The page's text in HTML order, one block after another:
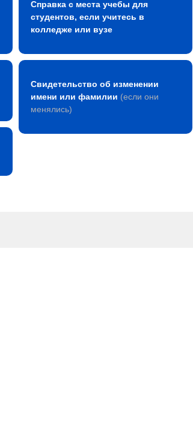
Справка с места учебы для
студентов, если учитесь в
колледже или вузе
Свидетельство об изменении
имени или фамилии (если они
менялись)